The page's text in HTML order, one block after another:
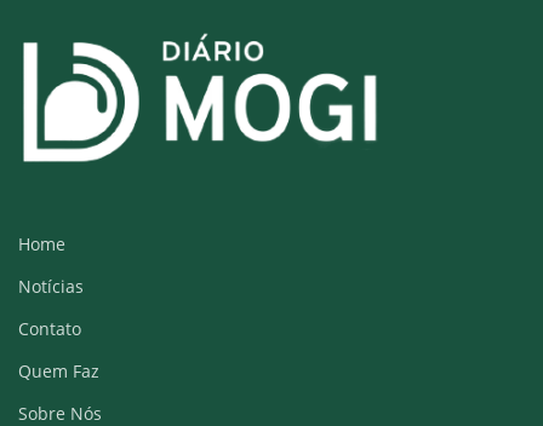
Home
Notícias
Contato
Quem Faz
Sobre Nós